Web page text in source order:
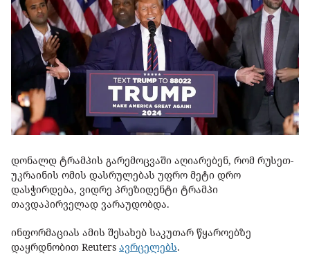
დონალდ ტრამპის გარემოცვაში აღიარებენ, რომ რუსეთ-
უკრაინის ომის დასრულებას უფრო მეტი დრო
დასჭირდება, ვიდრე პრეზიდენტი ტრამპი
თავდაპირველად ვარაუდობდა.
ინფორმაციას ამის შესახებ საკუთარ წყაროებზე
დაყრდნობით Reuters ავრცელებს.